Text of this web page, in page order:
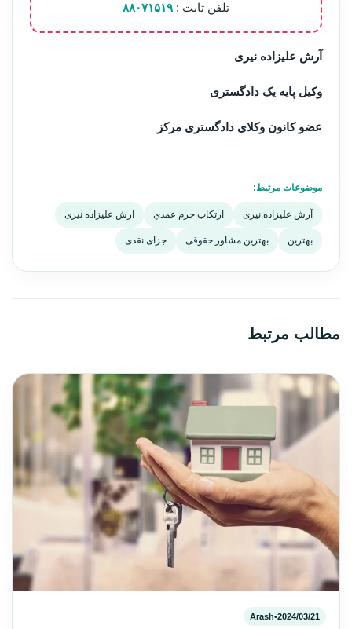
تلفن ثابت : ۸۸۰۷۱۵۱۹
آرش علیزاده نیری
وکیل پایه یک دادگستری
عضو کانون وکلای دادگستری مرکز
موضوعات مرتبط:
آرش علیزاده نیری ارتكاب جرم عمدي ارش علیزاده نیری
بهترین بهترین مشاور حقوقی جزای نقدی
مطالب مرتبط
2024/03/21
•
Arash